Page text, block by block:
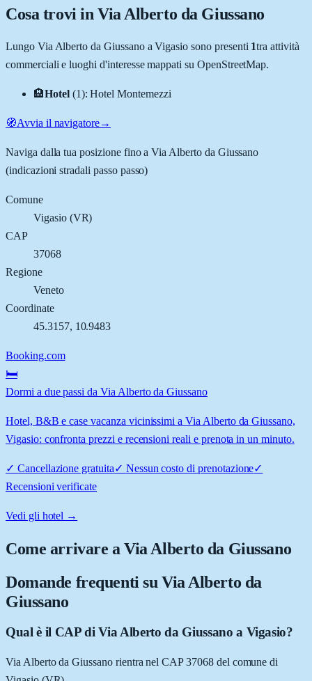
Cosa trovi in Via Alberto da Giussano
Lungo Via Alberto da GiussanoaVigasio sono presenti 1tra attività
commerciali e luoghi d'interesse mappati su OpenStreetMap.
🏨Hotel (1):Hotel Montemezzi
🧭Avvia il navigatore→
Naviga dalla tua posizione fino aVia Alberto da Giussano
(indicazioni stradali passo passo)
Comune
Vigasio(VR)
CAP
37068
Regione
Veneto
Coordinate
45.3157, 10.9483
Booking.com
🛏️
Dormi a due passi da Via Alberto da Giussano
Hotel, B&B e case vacanza vicinissimi a Via Alberto da Giussano,
Vigasio: confronta prezzi e recensioni reali e prenota in un minuto.
✓ Cancellazione gratuita✓ Nessun costo di prenotazione✓
Recensioni verificate
Vedi gli hotel →
Come arrivare aVia Alberto da Giussano
Domande frequenti su Via Alberto da
Giussano
Qual è il CAP di Via Alberto da Giussano a Vigasio?
Via Alberto da Giussano rientra nel CAP 37068 del comune di